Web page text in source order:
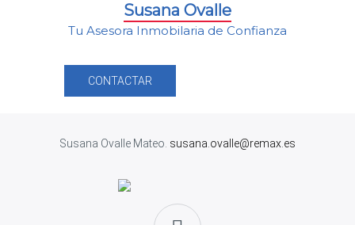
Susana Ovalle
Tu Asesora Inmobilaria de Confianza
CONTACTAR
Susana Ovalle Mateo. susana.ovalle@remax.es